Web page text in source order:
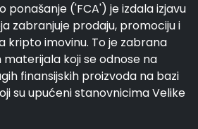
ponašanje ('FCA') je izdala izjavu
zabranjuje prodaju, promociju i
kripto imovinu. To je zabrana
koji se odnose na
finansijskih proizvoda na bazi
su upućeni stanovnicima Velike